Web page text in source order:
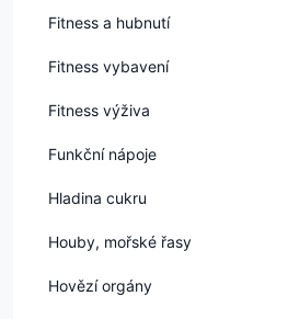
Fitness a hubnutí
Fitness vybavení
Fitness výživa
Funkční nápoje
Hladina cukru
Houby, mořské řasy
Hovězí orgány